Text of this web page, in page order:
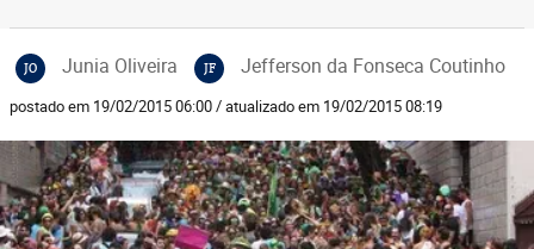
JO Junia Oliveira JF Jefferson da Fonseca Coutinho
postado em 19/02/2015 06:00 / atualizado em 19/02/2015 08:19